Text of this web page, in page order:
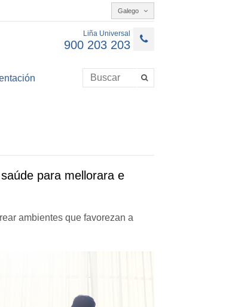
Galego
Liña Universal
900 203 203
para mellorara e
ambientes que favorezan a